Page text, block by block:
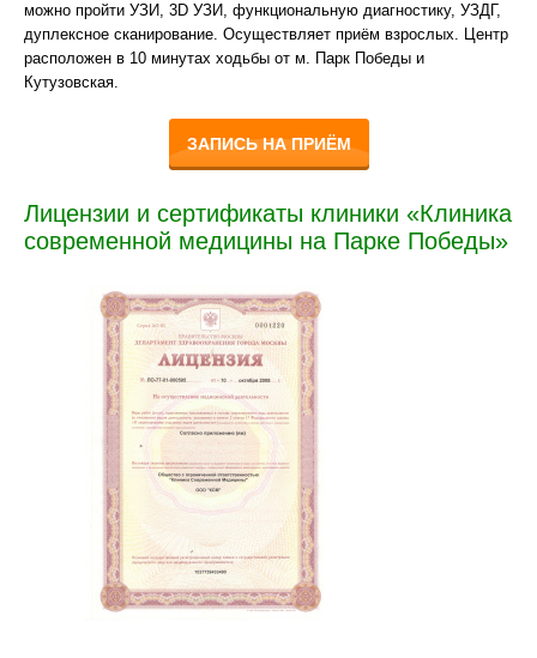
можно пройти УЗИ, 3D УЗИ, функциональную диагностику, УЗДГ,
дуплексное сканирование. Осуществляет приём взрослых. Центр
расположен в 10 минутах ходьбы от м. Парк Победы и
Кутузовская.
ЗАПИСЬ НА ПРИЁМ
Лицензии и сертификаты клиники «Клиника
современной медицины на Парке Победы»